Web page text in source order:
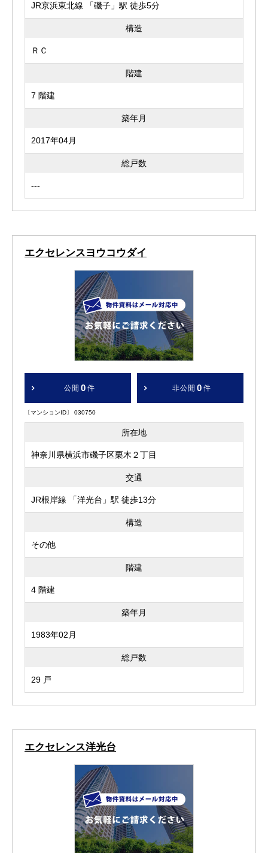
JR京浜東北線 「磯子」駅 徒歩5分
構造
ＲＣ
階建
7 階建
築年月
2017年04月
総戸数
---
エクセレンスヨウコウダイ
公開 0 件 非公開 0 件
〔マンションID〕 030750
所在地
神奈川県横浜市磯子区栗木２丁目
交通
JR根岸線 「洋光台」駅 徒歩13分
構造
その他
階建
4 階建
築年月
1983年02月
総戸数
29 戸
エクセレンス洋光台